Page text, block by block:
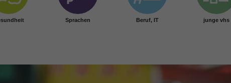
Sprachen Beruf, IT junge vhs